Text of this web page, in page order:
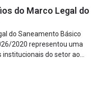
do Marco Legal do
do Saneamento Básico
2020 representou uma
do setor ao
da iniciativa privada,